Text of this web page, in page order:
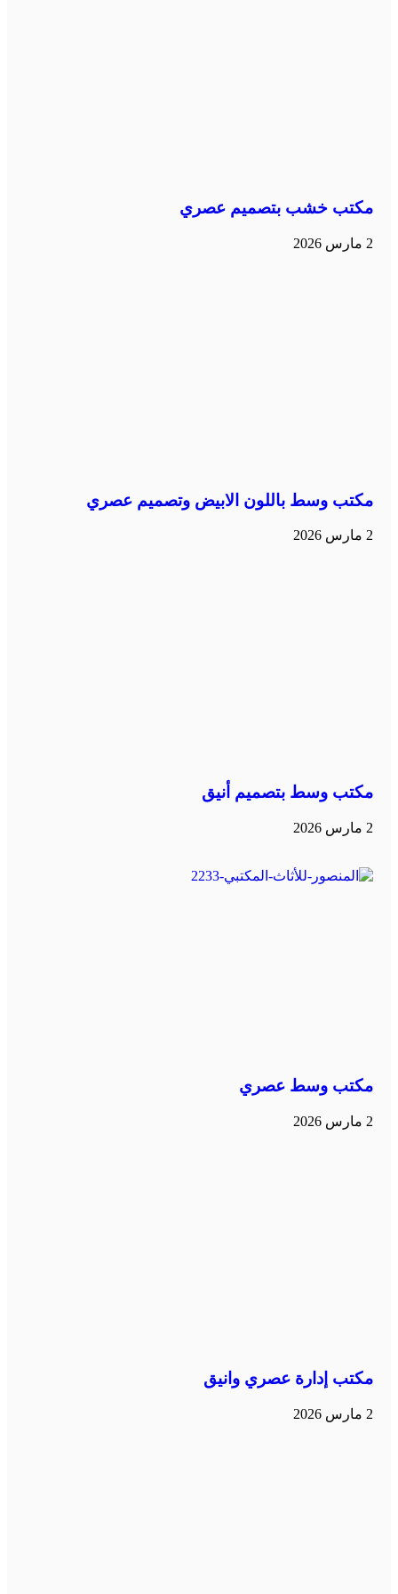
مكتب خشب بتصميم عصري
2 مارس 2026
مكتب وسط باللون الابيض وتصميم عصري
2 مارس 2026
مكتب وسط بتصميم أنيق
2 مارس 2026
مكتب وسط عصري
2 مارس 2026
مكتب إدارة عصري وانيق
2 مارس 2026